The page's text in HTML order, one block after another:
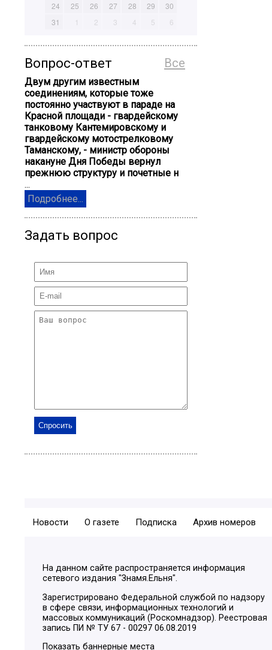
24
25 26 27 28 29
30
31
1 2 3 4 5 6
Все
Вопрос-ответ
Двум другим известным
соединениям, которые тоже
постоянно участвуют в параде на
Красной площади - гвардейскому
танковому Кантемировскому и
гвардейскому мотострелковому
Таманскому, - министр обороны
накануне Дня Победы вернул
прежнюю структуру и почетные н
...
Подробнее...
Задать вопрос
Новости О газете Подписка Архив номеров
На данном сайте распространяется информация
сетевого издания "Знамя.Ельня".
Зарегистрировано Федеральной службой по надзору
в сфере связи, информационных технологий и
массовых коммуникаций (Роскомнадзор). Реестровая
запись ПИ № ТУ 67 - 00297 06.08.2019
Показать баннерные места